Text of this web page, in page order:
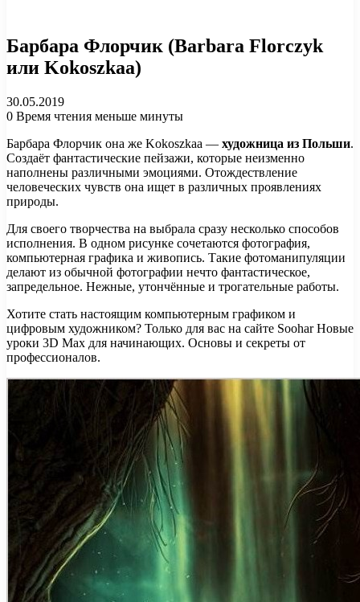
Барбара Флорчик (Barbara Florczyk
или Kokoszkaa)
30.05.2019
0 Время чтения меньше минуты
Барбара Флорчик она же Kokoszkaa — художница из Польши.
Создаёт фантастические пейзажи, которые неизменно
наполнены различными эмоциями. Отождествление
человеческих чувств она ищет в различных проявлениях
природы.
Для своего творчества на выбрала сразу несколько способов
исполнения. В одном рисунке сочетаются фотография,
компьютерная графика и живопись. Такие фотоманипуляции
делают из обычной фотографии нечто фантастическое,
запредельное. Нежные, утончённые и трогательные работы.
Хотите стать настоящим компьютерным графиком и
цифровым художником? Только для вас на сайте Soohar Новые
уроки 3D Max для начинающих. Основы и секреты от
профессионалов.